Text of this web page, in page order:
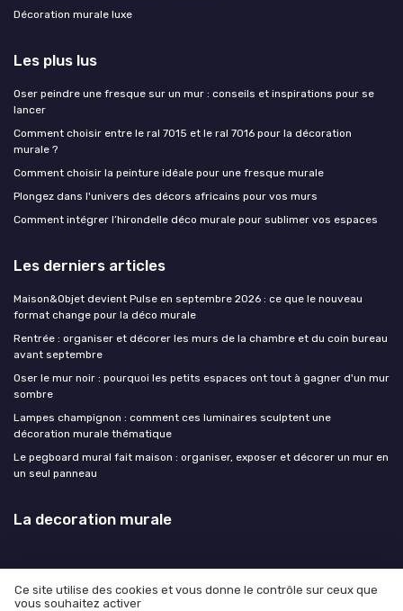
Décoration murale luxe
Les plus lus
Oser peindre une fresque sur un mur : conseils et inspirations pour se
lancer
Comment choisir entre le ral 7015 et le ral 7016 pour la décoration
murale ?
Comment choisir la peinture idéale pour une fresque murale
Plongez dans l'univers des décors africains pour vos murs
Comment intégrer l’hirondelle déco murale pour sublimer vos espaces
Les derniers articles
Maison&Objet devient Pulse en septembre 2026 : ce que le nouveau
format change pour la déco murale
Rentrée : organiser et décorer les murs de la chambre et du coin bureau
avant septembre
Oser le mur noir : pourquoi les petits espaces ont tout à gagner d'un mur
sombre
Lampes champignon : comment ces luminaires sculptent une
décoration murale thématique
Le pegboard mural fait maison : organiser, exposer et décorer un mur en
un seul panneau
La decoration murale
Ce site utilise des cookies et vous donne le contrôle sur ceux que
vous souhaitez activer